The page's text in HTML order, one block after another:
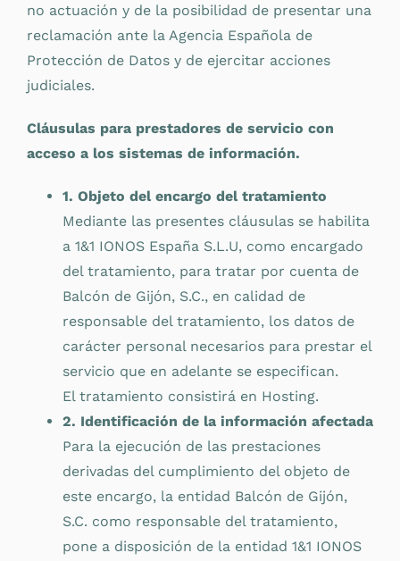
no actuación y de la posibilidad de presentar una
reclamación ante la Agencia Española de
Protección de Datos y de ejercitar acciones
judiciales.
Cláusulas para prestadores de servicio con
acceso a los sistemas de información.
1. Objeto del encargo del tratamiento
Mediante las presentes cláusulas se habilita
a 1&1 IONOS España S.L.U, como encargado
del tratamiento, para tratar por cuenta de
Balcón de Gijón, S.C., en calidad de
responsable del tratamiento, los datos de
carácter personal necesarios para prestar el
servicio que en adelante se especifican.
El tratamiento consistirá en Hosting.
2. Identificación de la información afectada
Para la ejecución de las prestaciones
derivadas del cumplimiento del objeto de
este encargo, la entidad Balcón de Gijón,
S.C. como responsable del tratamiento,
pone a disposición de la entidad 1&1 IONOS